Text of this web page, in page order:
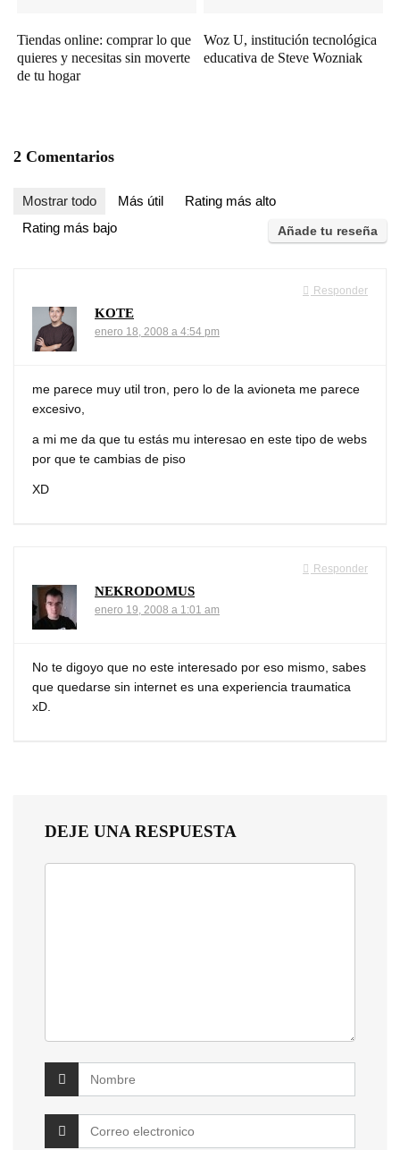
Tiendas online: comprar lo que
quieres y necesitas sin moverte
de tu hogar
Woz U, institución tecnológica
educativa de Steve Wozniak
2 Comentarios
Mostrar todo Más útil
Rating más alto
Rating más bajo
Añade tu reseña
Responder
KOTE
enero 18, 2008 a 4:54 pm
me parece muy util tron, pero lo de la avioneta me parece
excesivo,
a mi me da que tu estás mu interesao en este tipo de webs
por que te cambias de piso
XD
Responder
NEKRODOMUS
enero 19, 2008 a 1:01 am
No te digoyo que no este interesado por eso mismo, sabes
que quedarse sin internet es una experiencia traumatica
xD.
DEJE UNA RESPUESTA